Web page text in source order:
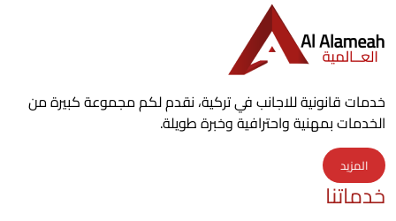
خدمات قانونية للاجانب في تركية، نقدم لكم مجموعة كبيرة من
الخدمات بمهنية واحترافية وخبرة طويلة.
المزيد
خدماتنا